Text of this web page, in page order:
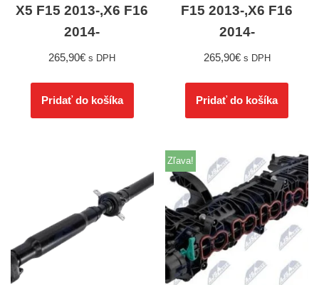
X5 F15 2013-,X6 F16
2014-
265,90€ s DPH
Pridať do košíka
F15 2013-,X6 F16
2014-
265,90€ s DPH
Pridať do košíka
Zľava!